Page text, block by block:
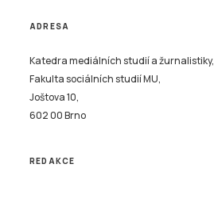
ADRESA
Katedra mediálních studií a žurnalistiky,
Fakulta sociálních studií MU,
Joštova 10,
602 00 Brno
REDAKCE